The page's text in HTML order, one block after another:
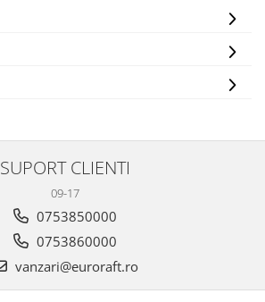
SUPORT CLIENTI
09-17
0753850000
0753860000
vanzari@euroraft.ro